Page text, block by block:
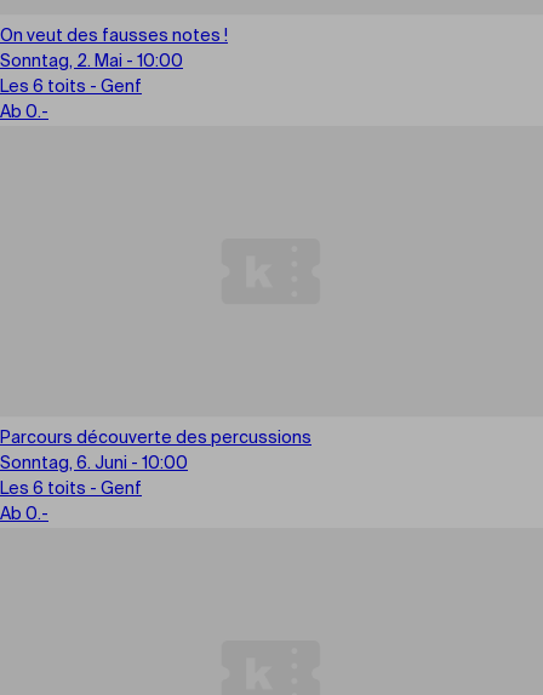
On veut des fausses notes !
Sonntag, 2. Mai - 10:00
Les 6 toits - Genf
Ab 0.-
Parcours découverte des percussions
Sonntag, 6. Juni - 10:00
Les 6 toits - Genf
Ab 0.-